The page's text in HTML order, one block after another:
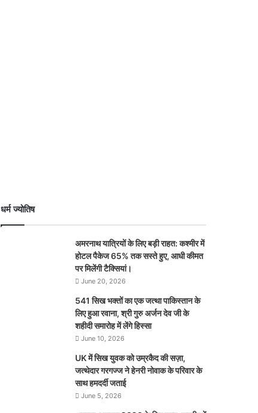
धर्म ज्योतिष
अमरनाथ यात्रियों के लिए बड़ी राहत: कश्मीर में
होटल पैकेज 65% तक सस्ते हुए, आधी कीमत
पर मिलेंगी टैक्सियां।
June 20, 2026
541 सिख भक्तों का एक जत्था पाकिस्तान के
लिए हुआ रवाना, श्री गुरु अर्जन देव जी के
शहीदी समारोह में लेंगे हिस्सा
June 10, 2026
UK में सिख युवक को उम्रकैद की सज़ा,
जत्थेदार गरगज्ज ने हेनरी नोवाक के परिवार के
साथ हमदर्दी जताई
June 5, 2026